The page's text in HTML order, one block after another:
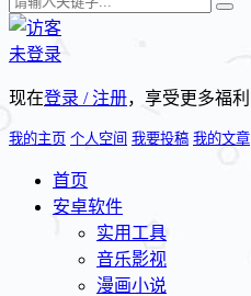
未登录
现在登录 / 注册，享受更多福利
我的主页 个人空间 我要投稿 我的文章
首页
安卓软件
实用工具
音乐影视
漫画小说